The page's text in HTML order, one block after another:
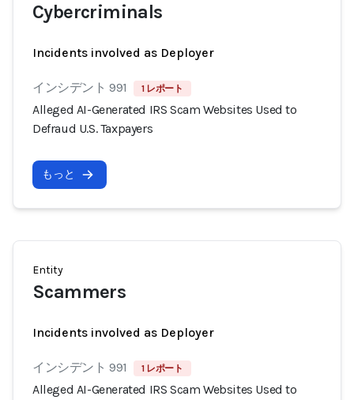
Cybercriminals
Incidents involved as Deployer
インシデント 991 1 レポート
Alleged AI-Generated IRS Scam Websites Used to
Defraud U.S. Taxpayers
もっと
Entity
Scammers
Incidents involved as Deployer
インシデント 991 1 レポート
Alleged AI-Generated IRS Scam Websites Used to